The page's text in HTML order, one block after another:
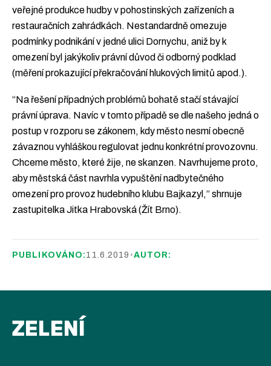
veřejné produkce hudby v pohostinských zařízeních a
restauračních zahrádkách. Nestandardně omezuje
podmínky podnikání v jedné ulici Dornychu, aniž by k
omezení byl jakýkoliv právní důvod či odborný podklad
(měření prokazující překračování hlukových limitů apod.).
“Na řešení případných problémů bohatě stačí stávající
právní úprava. Navíc v tomto případě se dle našeho jedná o
postup v rozporu se zákonem, kdy město nesmí obecně
závaznou vyhláškou regulovat jednu konkrétní provozovnu.
Chceme město, které žije, ne skanzen. Navrhujeme proto,
aby městská část navrhla vypuštění nadbytečného
omezení pro provoz hudebního klubu Bajkazyl,” shrnuje
zastupitelka Jitka Hrabovská (Žít Brno).
PUBLIKOVÁNO: 11.6.2019 •AUTOR:
ZELENÍ